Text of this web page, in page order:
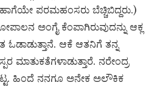
ಹಾಗೆಯೇ ಪರಮಹಂಸರು ಬೆಚ್ಚಿಬಿದ್ದರು.)
ಅಂಗೈ ಕೆಂಪಾಗಿರುವುದನ್ನು ಆಕ್ಲ
ಆಕೆ ಆತನಿಗೆ ತನ್ನ
ಮಾತುಕತೆಗಳಾಡುತ್ತಾರೆ. ನರೇಂದ್ರ
ಹಿಂದೆ ನನಗೂ ಅನೇಕ ಅಲೌಕಿಕ